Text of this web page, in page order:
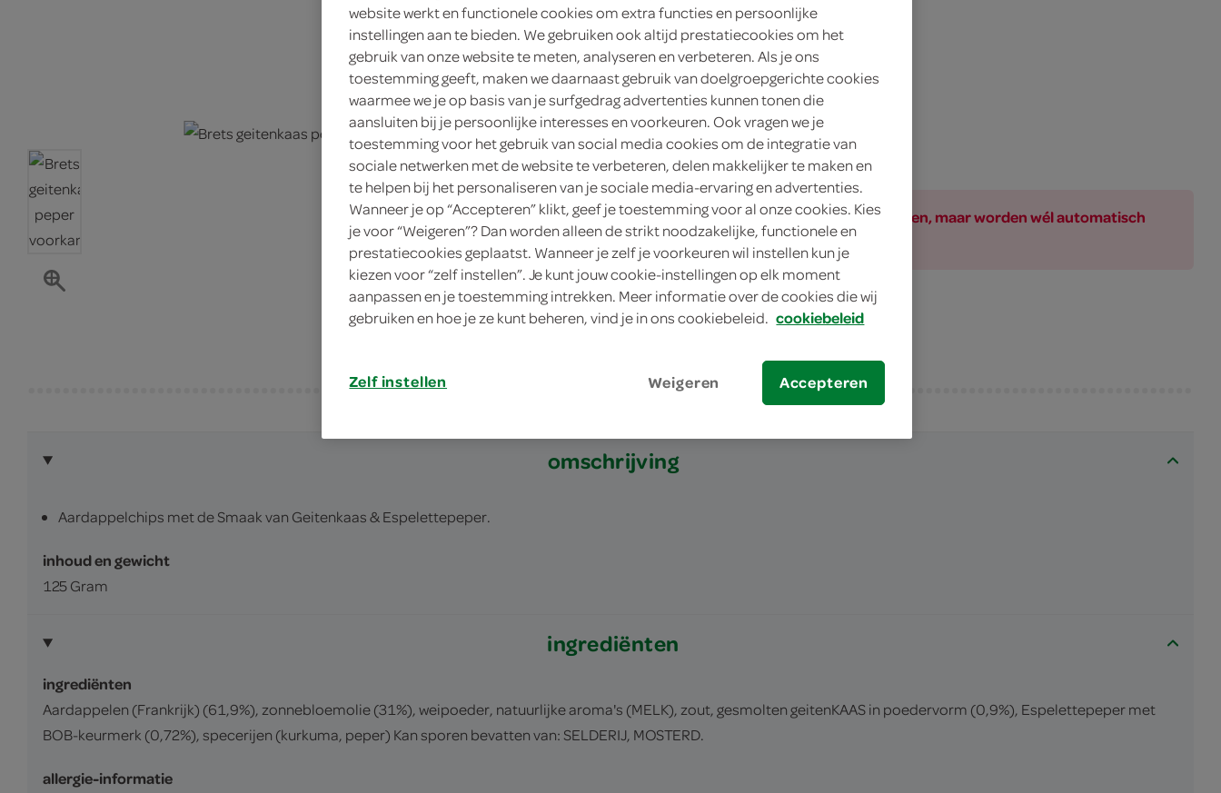
2.
89
125 Gram
in winkelmand
Let op: aanbiedingen zijn niet zichtbaar bij de producten, maar worden wél automatisch
verwerkt in de winkelmand.
omschrijving
Aardappelchips met de Smaak van Geitenkaas & Espelettepeper.
inhoud en gewicht
125 Gram
ingrediënten
ingrediënten
Aardappelen (Frankrijk) (61,9%), zonnebloemolie (31%), weipoeder, natuurlijke aroma's (MELK), zout, gesmolten geitenKAAS in poedervorm (0,9%), Espelettepeper met
BOB-keurmerk (0,72%), specerijen (kurkuma, peper) Kan sporen bevatten van: SELDERIJ, MOSTERD.
allergie-informatie
website werkt en functionele cookies om extra functies en persoonlijke
instellingen aan te bieden. We gebruiken ook altijd prestatiecookies om het
gebruik van onze website te meten, analyseren en verbeteren. Als je ons
toestemming geeft, maken we daarnaast gebruik van doelgroepgerichte cookies
waarmee we je op basis van je surfgedrag advertenties kunnen tonen die
aansluiten bij je persoonlijke interesses en voorkeuren. Ook vragen we je
toestemming voor het gebruik van social media cookies om de integratie van
sociale netwerken met de website te verbeteren, delen makkelijker te maken en
te helpen bij het personaliseren van je sociale media-ervaring en advertenties.
Wanneer je op “Accepteren” klikt, geef je toestemming voor al onze cookies. Kies
je voor “Weigeren”? Dan worden alleen de strikt noodzakelijke, functionele en
prestatiecookies geplaatst. Wanneer je zelf je voorkeuren wil instellen kun je
kiezen voor “zelf instellen”. Je kunt jouw cookie-instellingen op elk moment
aanpassen en je toestemming intrekken. Meer informatie over de cookies die wij
gebruiken en hoe je ze kunt beheren, vind je in ons cookiebeleid. cookiebeleid
Zelf instellen Weigeren Accepteren